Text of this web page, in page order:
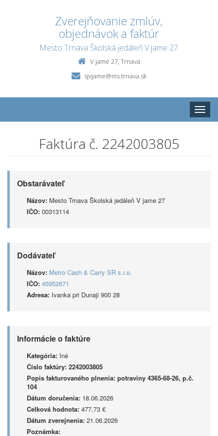
Zverejňovanie zmlúv,
objednávok a faktúr
Mesto Trnava Školská jedáleň V jame 27
V jame 27, Trnava
sjvjame@ms.trnava.sk
Toggle
Faktúra č. 2242003805
Obstarávateľ
Názov: Mesto Trnava Školská jedáleň V jame 27
IČO: 00313114
Dodávateľ
Názov: Metro Cash & Carry SR s.r.o.
IČO: 45952671
Adresa: Ivanka pri Dunaji 900 28
Informácie o faktúre
Kategória: Iné
Číslo faktúry: 2242003805
Popis fakturovaného plnenia: potraviny 4365-68-26, p.č.
104
Dátum doručenia: 18.06.2026
Celková hodnota: 477,73 €
Dátum zverejnenia: 21.06.2026
Poznámka: